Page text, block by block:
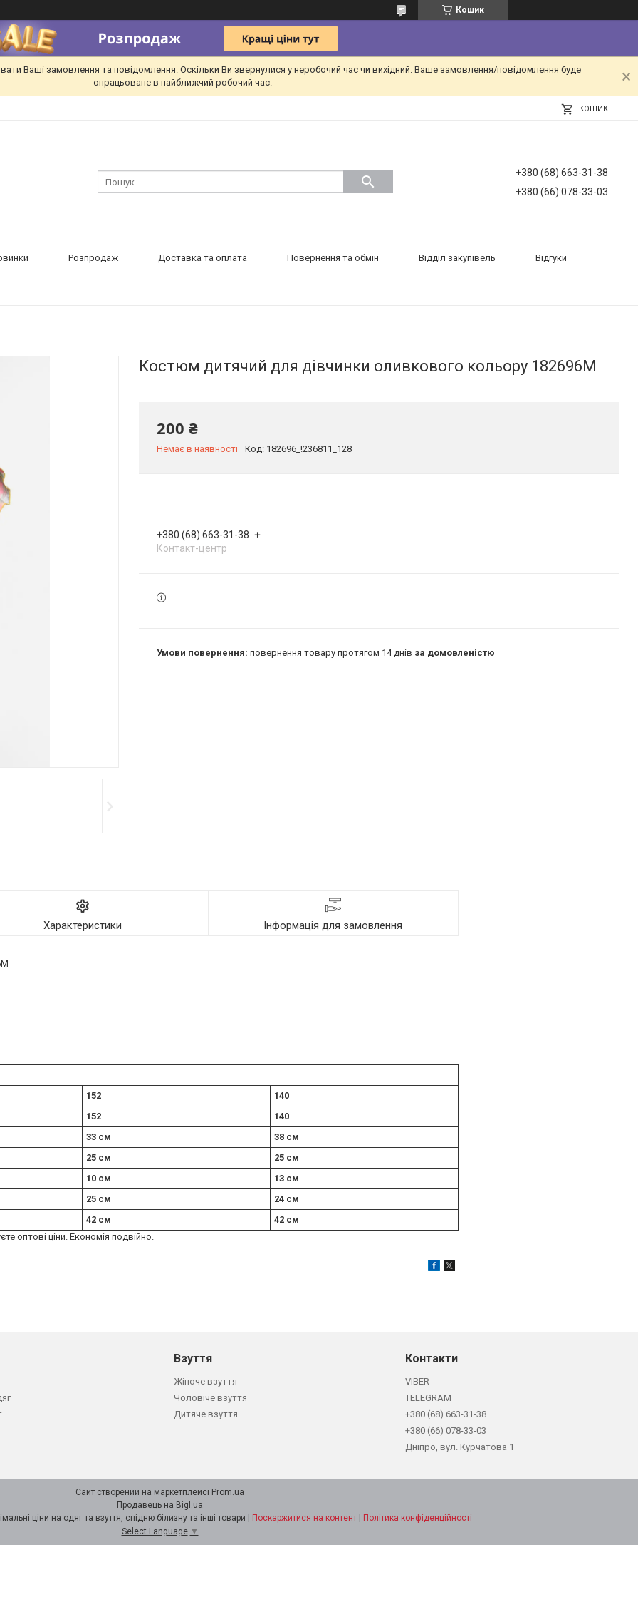
Кошик
Ваші замовлення та повідомлення. Оскільки Ви звернулися у неробочий час чи вихідний. Ваше замовлення/повідомлення буде
опрацьоване в найближчий робочий час.
КОШИК
+380 (68) 663-31-38
+380 (66) 078-33-03
Розпродаж Доставка та оплата Повернення та обмін Відділ закупівель Відгуки
Костюм дитячий для дівчинки оливкового кольору 182696M
200 ₴
Немає в наявності Код: 182696_!236811_128
+380 (68) 663-31-38
Контакт-центр
повернення товару протягом 14 днів за домовленістю
Характеристики Інформація для замовлення
152
140
152
140
33 см
38 см
25 см
25 см
10 см
13 см
25 см
24 см
42 см
42 см
оптові ціни. Економія подвійно.
Взуття
Жіноче взуття
Чоловіче взуття
Дитяче взуття
Контакти
VIBER
TELEGRAM
+380 (68) 663-31-38
+380 (66) 078-33-03
Дніпро, вул. Курчатова 1
Сайт створений на маркетплейсі Prom.ua
Продавець на Bigl.ua
Поскаржитися на контент
Політика конфіденційності
Select Language ▼